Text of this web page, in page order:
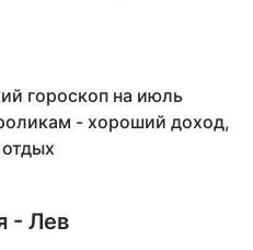
гороскоп на июль
- хороший доход,
- Лев